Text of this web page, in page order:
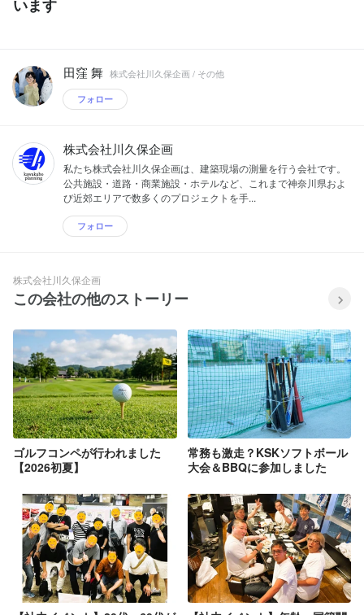
います
田窪 舞 株式会社川久保企画 / その他
フォロー
株式会社川久保企画
私たち株式会社川久保企画は、建築現場の測量を行う会社です。
公共施設・道路・商業施設・ホテルなど、これまで神奈川県およ
び近郊エリアで数多くのプロジェクトを手...
フォロー
株式会社川久保企画
この会社の他のストーリー
ゴルフコンペが行われました
【2026初夏】
常務も激走？KSKソフトボール
大会＆BBQに参加しました